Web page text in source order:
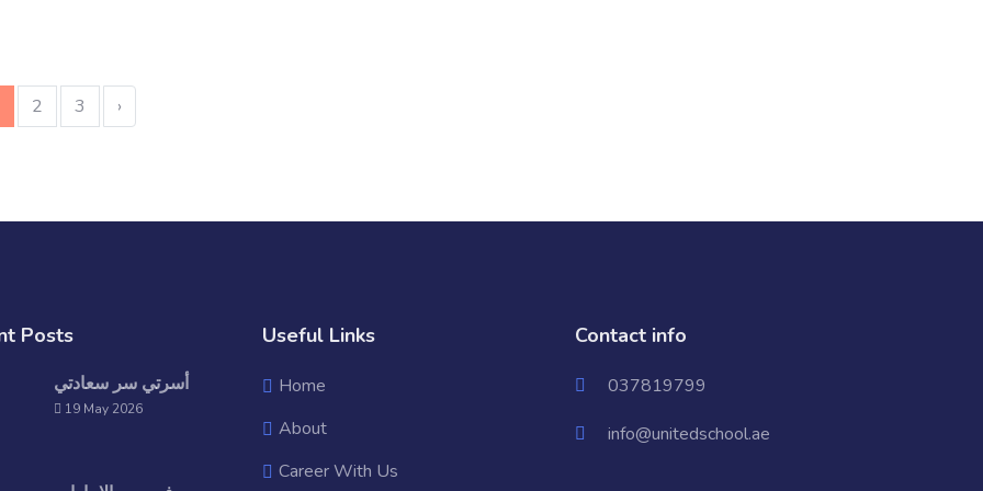
2 3 ›
Posts
أسرتي سر سعادتي
19 May 2026
Useful Links
Home
About
Career With Us
Contact info
037819799
info@unitedschool.ae